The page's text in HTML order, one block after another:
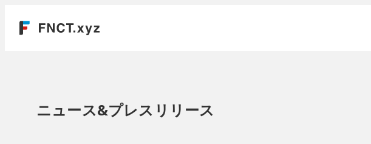
ニュース&プレスリリース